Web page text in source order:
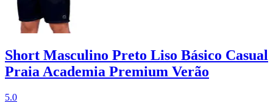
Short Masculino Preto Liso Básico Casual
Praia Academia Premium Verão
5.0